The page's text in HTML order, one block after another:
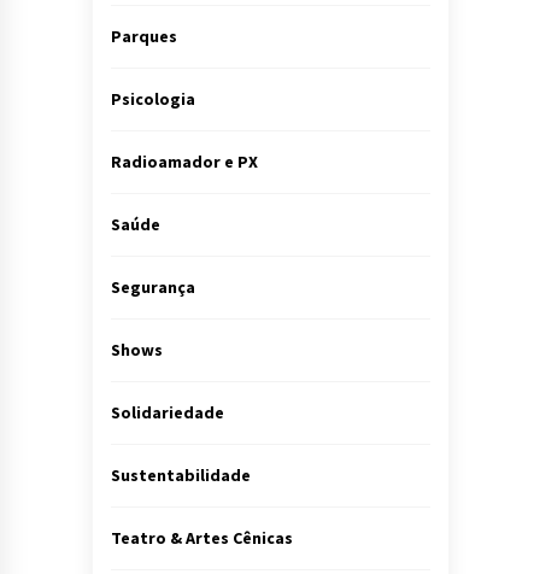
Parques
Psicologia
Radioamador e PX
Saúde
Segurança
Shows
Solidariedade
Sustentabilidade
Teatro & Artes Cênicas